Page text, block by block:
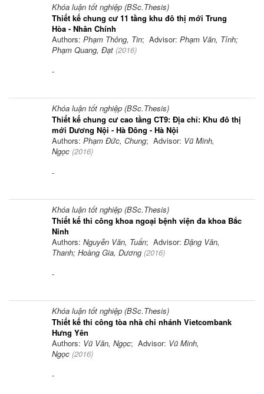
Khóa luận tốt nghiệp (BSc.Thesis)
Thiết kế chung cư 11 tầng khu đô thị mới Trung
Hòa - Nhân Chính
Authors: Phạm Thông, Tin; Advisor: Phạm Văn, Tỉnh;
Phạm Quang, Đạt (2016)
-
Khóa luận tốt nghiệp (BSc.Thesis)
Thiết kế chung cư cao tầng CT9: Địa chỉ: Khu đô thị
mới Dương Nội - Hà Đông - Hà Nội
Authors: Phạm Đức, Chung; Advisor: Vũ Minh,
Ngọc (2016)
-
Khóa luận tốt nghiệp (BSc.Thesis)
Thiết kế thi công khoa ngoại bệnh viện đa khoa Bắc
Ninh
Authors: Nguyễn Văn, Tuấn; Advisor: Đặng Văn,
Thanh; Hoàng Gia, Dương (2016)
-
Khóa luận tốt nghiệp (BSc.Thesis)
Thiết kế thi công tòa nhà chi nhánh Vietcombank
Hưng Yên
Authors: Vũ Văn, Ngọc; Advisor: Vũ Minh,
Ngọc (2016)
-